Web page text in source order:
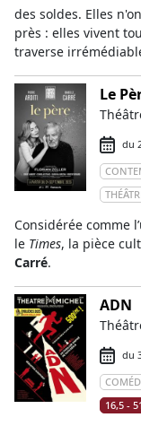
des soldes. Elles
près : elles vivent
traverse
Le
du
Considérée comme
le Times, la pièce
Carré.
ADN
du
16,5 -